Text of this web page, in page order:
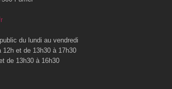
du lundi au vendredi
12h et de 13h30 à 17h30
de 13h30 à 16h30